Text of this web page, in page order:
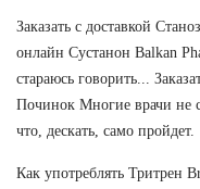
Заказать с доставкой
онлайн Сустанон Balkan
стараюсь говорить...
Починок Многие врачи не
что, дескать, само пройдет.
Как употреблять Тритрен